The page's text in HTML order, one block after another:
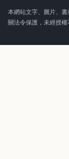
本網站文字、圖片、
關法令保護，未經授